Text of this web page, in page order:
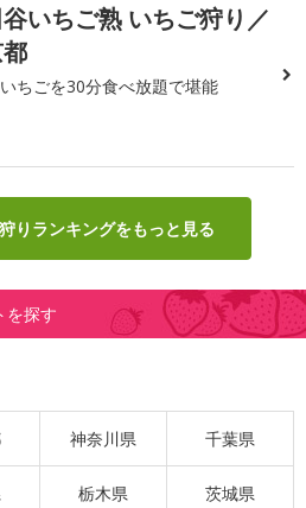
いちご熟 いちご狩り／
ちごを30分食べ放題で堪能
りランキングをもっと見る
を探す
神奈川県 千葉県
栃木県 茨城県